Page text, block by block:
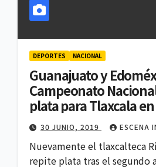
DEPORTES NACIONAL
Guanajuato y
Campeonato
plata para Tlaxcala
30 JUNIO, 2019 ESCENA
Nuevamente el tlaxcalteca
repite plata tras el segundo